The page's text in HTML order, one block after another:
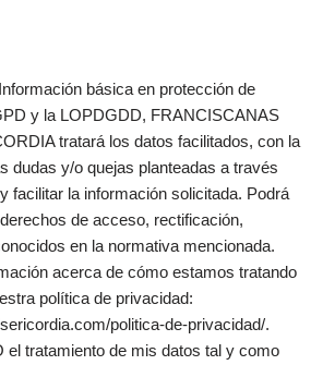
básica en protección de
y la LOPDGDD, FRANCISCANAS
tratará los datos facilitados, con la
dudas y/o quejas planteadas a través
facilitar la información solicitada. Podrá
de acceso, rectificación,
en la normativa mencionada.
acerca de cómo estamos tratando
política de privacidad:
politica-de-privacidad/.
el tratamiento de mis datos tal y como